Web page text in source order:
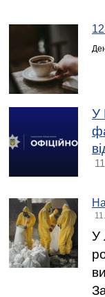
У
У